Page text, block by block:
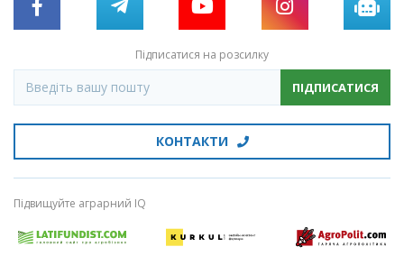
Підписатися на розсилку
ПІДПИСАТИСЯ
КОНТАКТИ
Підвищуйте аграрний IQ